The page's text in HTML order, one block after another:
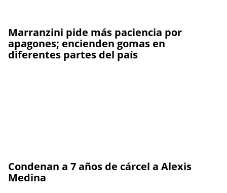
Marranzini pide más paciencia por
apagones; encienden gomas en
diferentes partes del país
Condenan a 7 años de cárcel a Alexis
Medina